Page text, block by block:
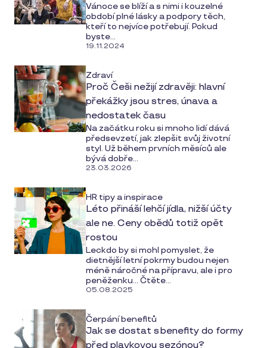
Vánoce se blíží a s nimi i kouzelné
období plné lásky a podpory těch,
kteří to nejvíce potřebují. Pokud
byste...
19.11.2024
Zdraví
Proč Češi nežijí zdravěji: hlavní
překážky jsou stres, únava a
nedostatek času
Na začátku roku si mnoho lidí dává
předsevzetí, jak zlepšit svůj životní
styl. Už během prvních měsíců ale
bývá dobře...
23.03.2026
HR tipy a inspirace
Léto přináší lehčí jídla, nižší účty
ale ne. Ceny obědů totiž opět
rostou
Leckdo by si mohl pomyslet, že
dietnější letní pokrmy budou nejen
méně náročné na přípravu, ale i pro
peněženku… Čtěte...
05.08.2025
Čerpání benefitů
Jak se dostat s benefity do formy
před plavkovou sezónou?